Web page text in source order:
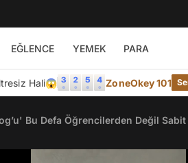
EĞLENCE YEMEK PARA
Hali😱 ZoneOkey 101
Bu Defa Öğrencilerden Değil